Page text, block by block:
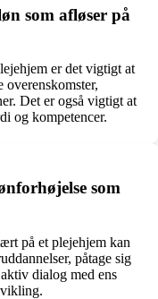
som afløser på
er det vigtigt at
Det er også vigtigt at
og kompetencer.
som
på et plejehjem kan
påtage sig
dialog med ens